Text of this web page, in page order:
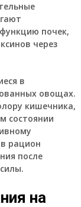
почек,
через
в
овощах.
кишечника,
состоянии
рацион
после
на